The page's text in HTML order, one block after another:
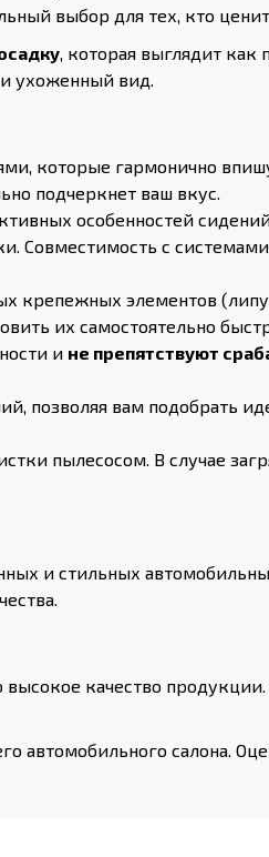
выбор для тех, кто
, которая выглядит
ухоженный вид.
которые гармонично
подчеркнет ваш вкус.
особенностей
Совместимость с системами
крепежных элементов
их самостоятельно
и не препятствуют
позволяя вам подобрать
пылесосом. В случае
и стильных
качество
автомобильного салона.